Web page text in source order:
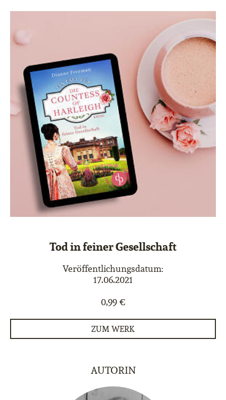
Tod in feiner Gesellschaft
Veröffentlichungsdatum:
17.06.2021
0,99 €
ZUM WERK
AUTORIN